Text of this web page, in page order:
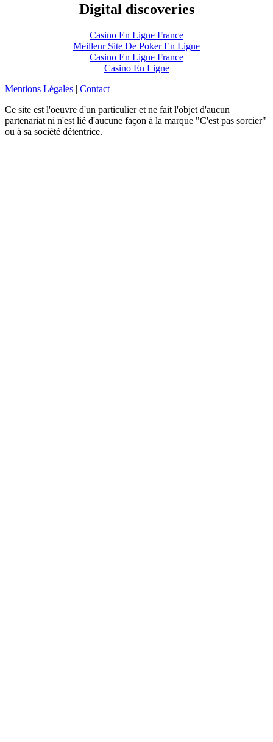
Digital discoveries
Casino En Ligne France
Meilleur Site De Poker En Ligne
Casino En Ligne France
Casino En Ligne
Mentions Légales | Contact
Ce site est l'oeuvre d'un particulier et ne fait l'objet d'aucun
partenariat ni n'est lié d'aucune façon à la marque "C'est pas sorcier"
ou à sa société détentrice.